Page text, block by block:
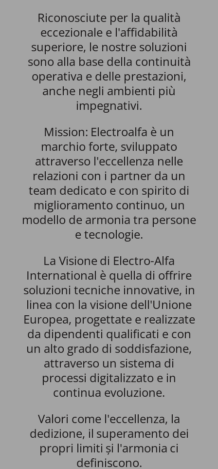
Riconosciute per la qualità
eccezionale e l'affidabilità
superiore, le nostre soluzioni
sono alla base della continuità
operativa e delle prestazioni,
anche negli ambienti più
impegnativi.
Mission: Electroalfa è un
marchio forte, sviluppato
attraverso l'eccellenza nelle
relazioni con i partner da un
team dedicato e con spirito di
miglioramento continuo, un
modello de armonia tra persone
e tecnologie.
La Visionedi Electro-Alfa
International è quella di offrire
soluzioni tecniche innovative, in
linea con la visione dell'Unione
Europea, progettate e realizzate
da dipendenti qualificati e con
un alto grado di soddisfazione,
attraverso un sistema di
processi digitalizzato e in
continua evoluzione.
Valori come l'eccellenza, la
dedizione, il superamento dei
propri limiti și l'armonia ci
definiscono.